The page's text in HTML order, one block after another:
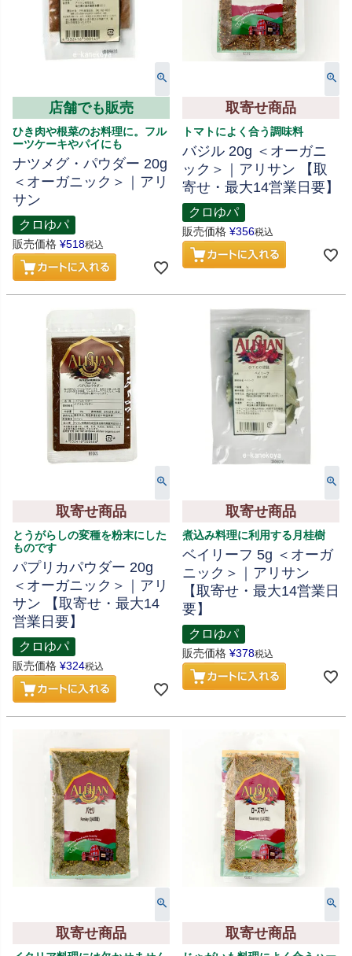
店舗でも販売
ひき肉や根菜のお料理に。フル
ーツケーキやパイにも
ナツメグ・パウダー 20g
＜オーガニック＞｜アリ
サン
クロゆパ
販売価格 ¥518税込
取寄せ商品
トマトによく合う調味料
バジル 20g ＜オーガニ
ック＞｜アリサン 【取
寄せ・最大14営業日要】
クロゆパ
販売価格 ¥356税込
取寄せ商品
とうがらしの変種を粉末にした
ものです
パプリカパウダー 20g
＜オーガニック＞｜アリ
サン 【取寄せ・最大14
営業日要】
クロゆパ
販売価格 ¥324税込
取寄せ商品
煮込み料理に利用する月桂樹
ベイリーフ 5g ＜オーガ
ニック＞｜アリサン
【取寄せ・最大14営業日
要】
クロゆパ
販売価格 ¥378税込
取寄せ商品 取寄せ商品